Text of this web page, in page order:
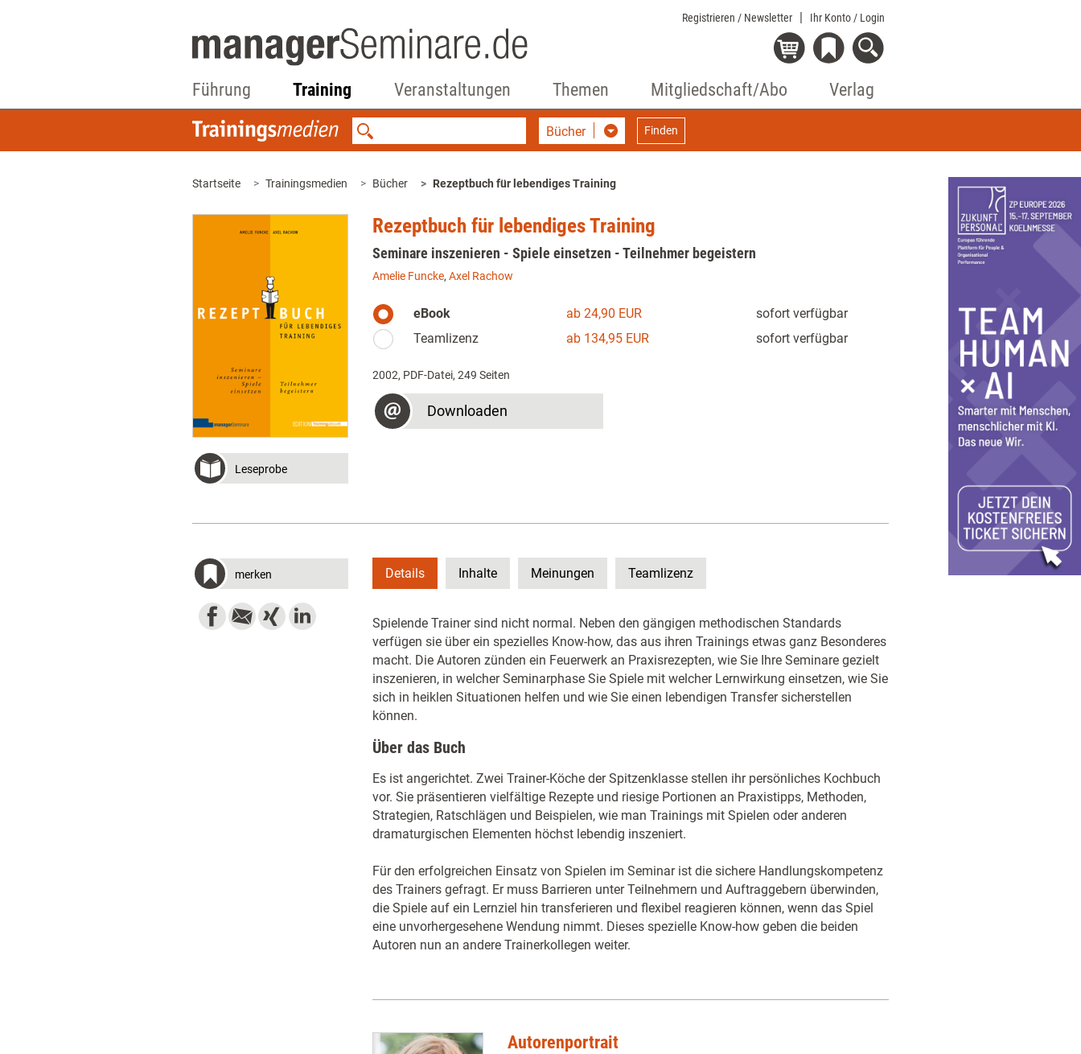
Registrieren / Newsletter Ihr Konto / Login
Führung Training Veranstaltungen Themen Mitgliedschaft/Abo Verlag
Bücher Finden
Startseite Trainingsmedien Bücher Rezeptbuch für lebendiges Training
Leseprobe
Rezeptbuch für lebendiges Training
Seminare inszenieren - Spiele einsetzen - Teilnehmer begeistern
Amelie Funcke, Axel Rachow
eBook ab 24,90 EUR
sofort verfügbar
Teamlizenz
ab 134,95 EUR sofort verfügbar
2002, PDF-Datei, 249 Seiten
Downloaden
Details Inhalte Meinungen Teamlizenz
Spielende Trainer sind nicht normal. Neben den gängigen methodischen Standards
verfügen sie über ein spezielles Know-how, das aus ihren Trainings etwas ganz Besonderes
macht. Die Autoren zünden ein Feuerwerk an Praxisrezepten, wie Sie Ihre Seminare gezielt
inszenieren, in welcher Seminarphase Sie Spiele mit welcher Lernwirkung einsetzen, wie Sie
sich in heiklen Situationen helfen und wie Sie einen lebendigen Transfer sicherstellen
können.
Über das Buch
Es ist angerichtet. Zwei Trainer-Köche der Spitzenklasse stellen ihr persönliches Kochbuch
vor. Sie präsentieren vielfältige Rezepte und riesige Portionen an Praxistipps, Methoden,
Strategien, Ratschlägen und Beispielen, wie man Trainings mit Spielen oder anderen
dramaturgischen Elementen höchst lebendig inszeniert.
Für den erfolgreichen Einsatz von Spielen im Seminar ist die sichere Handlungskompetenz
des Trainers gefragt. Er muss Barrieren unter Teilnehmern und Auftraggebern überwinden,
die Spiele auf ein Lernziel hin transferieren und flexibel reagieren können, wenn das Spiel
eine unvorhergesehene Wendung nimmt. Dieses spezielle Know-how geben die beiden
Autoren nun an andere Trainerkollegen weiter.
Autorenportrait
merken